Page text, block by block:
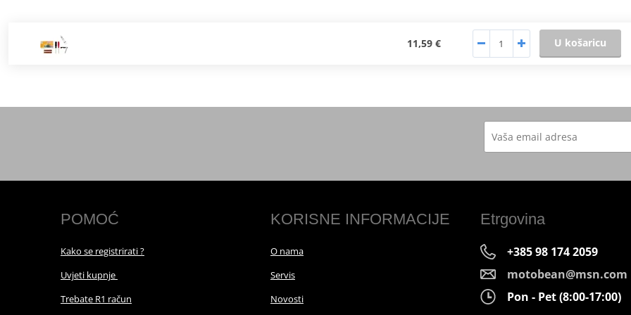
11,59 € U košaricu
POMOĆ
Kako se registrirati ?
Uvjeti kupnje
Trebate R1 račun
KORISNE INFORMACIJE
O nama
Servis
Novosti
Etrgovina
+385 98 174 2059
motobean@msn.com
Pon - Pet (8:00-17:00)